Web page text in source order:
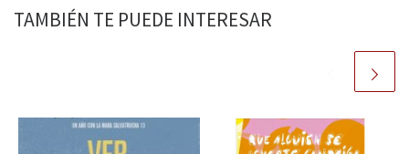
TAMBIÉN TE PUEDE INTERESAR